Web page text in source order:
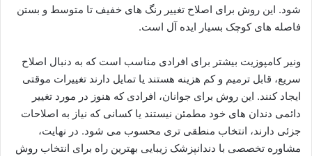
شود. این روش برای اصلاح تغییر رنگ های خفیف تا متوسط و بستن
فاصله های کوچک بسیار ایده آل است.
ونیر کامپوزیت بیشتر برای افرادی مناسب است که به دنبال اصلاح
سریع، قابل ترمیم و کم هزینه هستند یا تمایل دارند تغییرات موقتی
ایجاد کنند. این روش برای جوانان، افرادی که هنوز در مورد تغییر
دائمی دندان های خود مطمئن نیستند یا کسانی که نیاز به اصلاحات
جزئی دارند، انتخاب منطقی تری محسوب می شود. در نهایت،
مشاوره تخصصی با دندانپزشک زیبایی بهترین راه برای انتخاب روش